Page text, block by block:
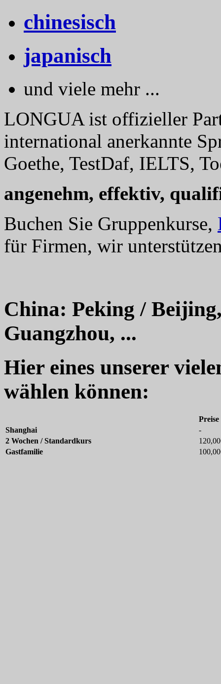
chinesisch
japanisch
und viele mehr ...
LONGUA ist offizieller
international anerkannte
Goethe, TestDaf, IELTS,
angenehm, effektiv,
Buchen Sie Gruppenkurse,
für Firmen, wir
China: Peking /
Guangzhou, ...
Hier eines unserer
wählen können:
Preise
Shanghai
-
2 Wochen / Standardkurs
Gastfamilie